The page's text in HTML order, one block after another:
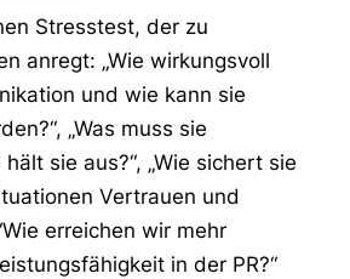
Stresstest, der zu
anregt: „Wie wirkungsvoll
und wie kann sie
„Was muss sie
hält sie aus?“, „Wie sichert sie
Vertrauen und
erreichen wir mehr
in der PR?“